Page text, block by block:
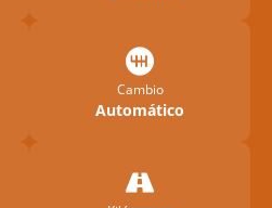
Cambio
Automático